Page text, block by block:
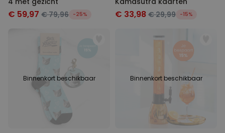
€ 59,97 € 79,96 -25% € 33,98 € 29,99 -15%
Binnenkort beschikbaar Binnenkort beschikbaar